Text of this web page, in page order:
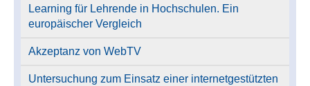
Learning für Lehrende in Hochschulen. Ein
europäischer Vergleich
Akzeptanz von WebTV
Untersuchung zum Einsatz einer internetgestützten